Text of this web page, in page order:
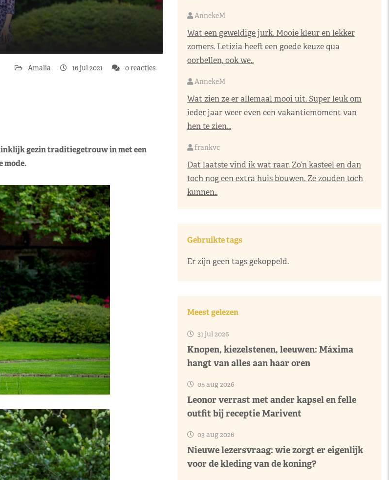
Amalia 16 jul 2021 0 reacties
gezin traditiegetrouw in met een
mode.
AnnekeM
Wat een geweldige jurk. Mooie kleur en lekker
zomers. Letizia heeft een goede keuze qua
oorbellen, ook we..
AnnekeM
Wat zien ze er allemaal mooi uit. Super leuk om
ieder jaar weer even een vakantiemoment van
hen te zien...
frankvc
Dat laatste vind ik wat raar. Zo’n kasteel en dan
toch nog een extra huis bouwen. Ze zouden toch
kunnen..
Gebruikte tags
Er zijn geen tags gekoppeld.
Meest gelezen
31 jul 2026
Knopen, kiezelstenen, leeuwen: Máxima
hangt van alles aan haar oren
05 aug 2026
Leonor verrast met ander kapsel en felle
outfit bij receptie Marivent
03 aug 2026
Nieuwe lezersvraag: wie zorgt er eigenlijk
voor de kleding van de koning?